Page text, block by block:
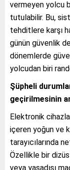
vermeyen yolcu
tutulabilir. Bu,
tehditlere karşı
günün güvenlik
dönemlerde
yolcudan biri
Şüpheli
geçirilmesinin
Elektronik
içeren yoğun ve
tarayıcılarında
Özellikle bir
veya yasadışı